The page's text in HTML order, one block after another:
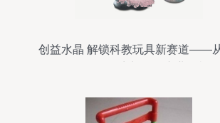
创益水晶 解锁科教玩具新赛道——